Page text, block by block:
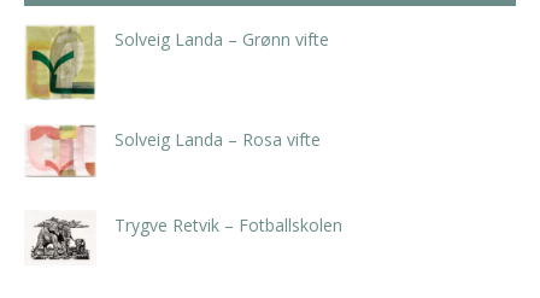
Solveig Landa – Grønn vifte
Solveig Landa – Rosa vifte
Trygve Retvik – Fotballskolen